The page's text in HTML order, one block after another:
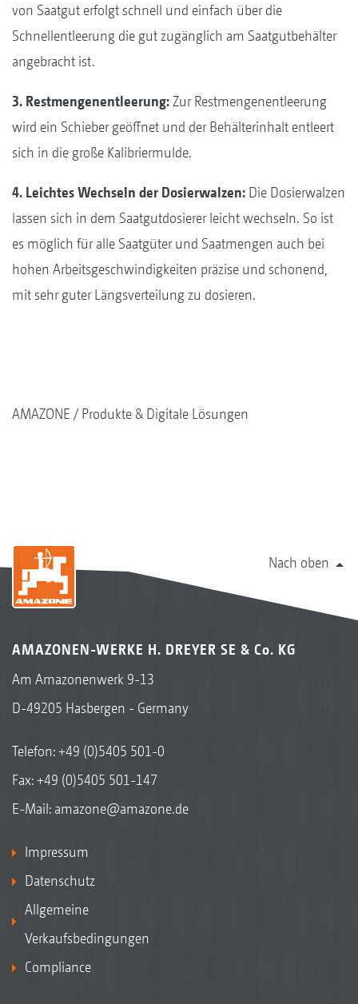
von Saatgut erfolgt schnell und einfach über die
Schnellentleerung die gut zugänglich am Saatgutbehälter
angebracht ist.
3. Restmengenentleerung:Zur Restmengenentleerung
wird ein Schieber geöffnet und der Behälterinhalt entleert
sich in die große Kalibriermulde.
4. Leichtes Wechseln der Dosierwalzen: Die Dosierwalzen
lassen sich in dem Saatgutdosierer leicht wechseln. So ist
es möglich für alle Saatgüter und Saatmengen auch bei
hohen Arbeitsgeschwindigkeiten präzise und schonend,
mit sehr guter Längsverteilung zu dosieren.
AMAZONE Produkte & Digitale Lösungen
Nach oben
AMAZONEN-WERKE H. DREYER SE & Co. KG
Am Amazonenwerk 9-13
D-49205 Hasbergen - Germany
Telefon:+49 (0)5405 501-0
Fax: +49 (0)5405 501-147
E-Mail: amazone@amazone.de
Impressum
Datenschutz
Allgemeine
Verkaufsbedingungen
Compliance